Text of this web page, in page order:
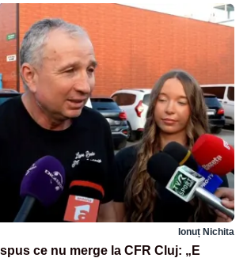
Ionuț Nichita
ce nu merge la CFR Cluj: „E